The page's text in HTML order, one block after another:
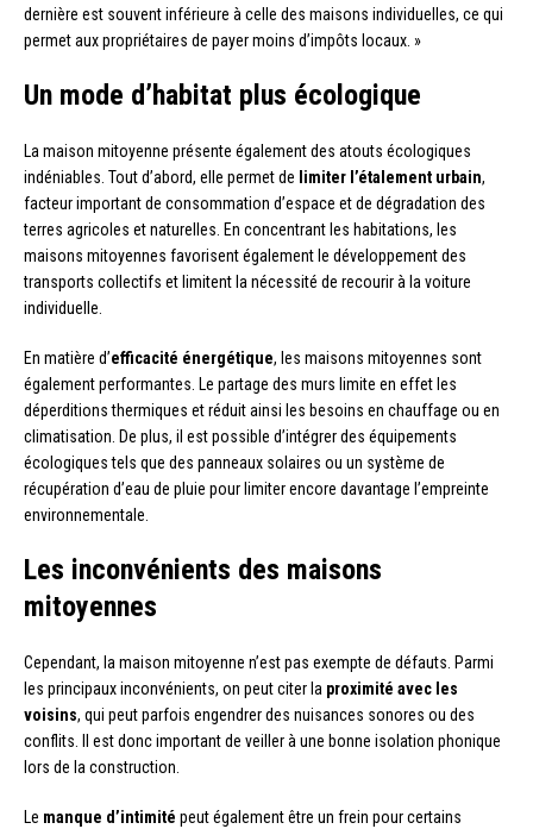
dernière est souvent inférieure à celle des maisons individuelles, ce qui
permet aux propriétaires de payer moins d’impôts locaux. »
Un mode d’habitat plus écologique
La maison mitoyenne présente également des atouts écologiques
indéniables. Tout d’abord, elle permet de limiter l’étalement urbain,
facteur important de consommation d’espace et de dégradation des
terres agricoles et naturelles. En concentrant les habitations, les
maisons mitoyennes favorisent également le développement des
transports collectifs et limitent la nécessité de recourir à la voiture
individuelle.
En matière d’efficacité énergétique, les maisons mitoyennes sont
également performantes. Le partage des murs limite en effet les
déperditions thermiques et réduit ainsi les besoins en chauffage ou en
climatisation. De plus, il est possible d’intégrer des équipements
écologiques tels que des panneaux solaires ou un système de
récupération d’eau de pluie pour limiter encore davantage l’empreinte
environnementale.
Les inconvénients des maisons
mitoyennes
Cependant, la maison mitoyenne n’est pas exempte de défauts. Parmi
les principaux inconvénients, on peut citer la proximité avec les
voisins, qui peut parfois engendrer des nuisances sonores ou des
conflits. Il est donc important de veiller à une bonne isolation phonique
lors de la construction.
Le manque d’intimité peut également être un frein pour certains